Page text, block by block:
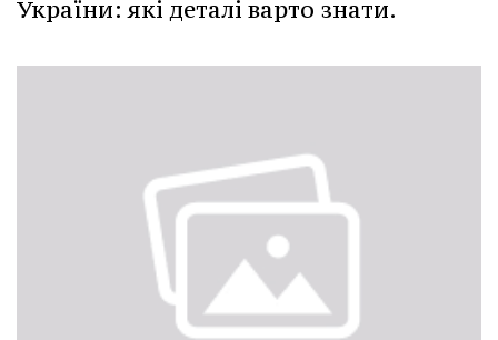
України: які деталі варто знати.